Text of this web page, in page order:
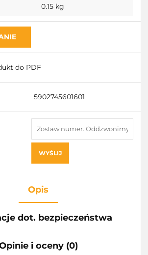
0.15 kg
do PDF
5902745601601
WYŚLIJ
Opis
dot. bezpieczeństwa
i oceny (0)